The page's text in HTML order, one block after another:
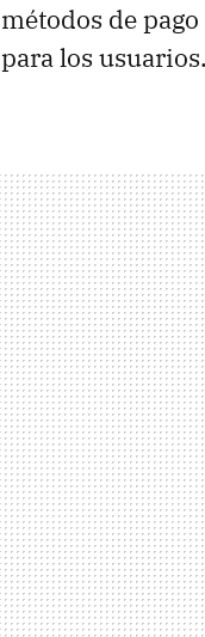
métodos de
para los usuarios.